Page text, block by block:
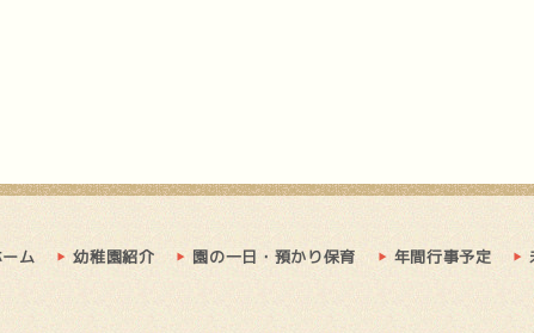
ーム 幼稚園紹介 園の一日・預かり保育 年間行事予定